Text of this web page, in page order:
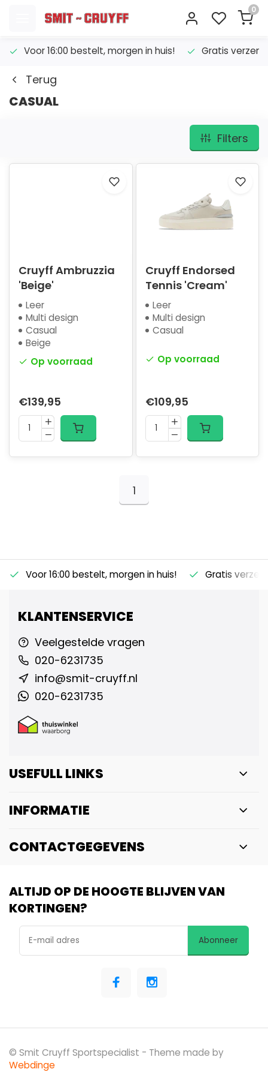
0
Voor 16:00 bestelt, morgen in huis! Gratis
Terug
CASUAL
Filters
Cruyff Ambruzzia
'Beige'
Leer
Multi design
Casual
Beige
Op voorraad
€139,95
Cruyff Endorsed
Tennis 'Cream'
Leer
Multi design
Casual
Op voorraad
€109,95
1
Voor 16:00 bestelt, morgen in huis! Gratis
KLANTENSERVICE
Veelgestelde vragen
020-6231735
info@smit-cruyff.nl
020-6231735
USEFULL LINKS
INFORMATIE
CONTACTGEGEVENS
ALTIJD OP DE HOOGTE BLIJVEN VAN
KORTINGEN?
Abonneer
© Smit Cruyff Sportspecialist - Theme made by
Webdinge